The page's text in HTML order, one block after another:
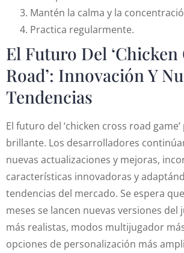
Mantén la calma y la
Practica regularmente.
El Futuro Del ‘Chicken
Road’: Innovación Y
Tendencias
El futuro del ‘chicken cross road
brillante. Los desarrolladores
nuevas actualizaciones y mejoras,
características innovadoras y
tendencias del mercado. Se espera
meses se lancen nuevas versiones del
más realistas, modos multijugador
opciones de personalización más